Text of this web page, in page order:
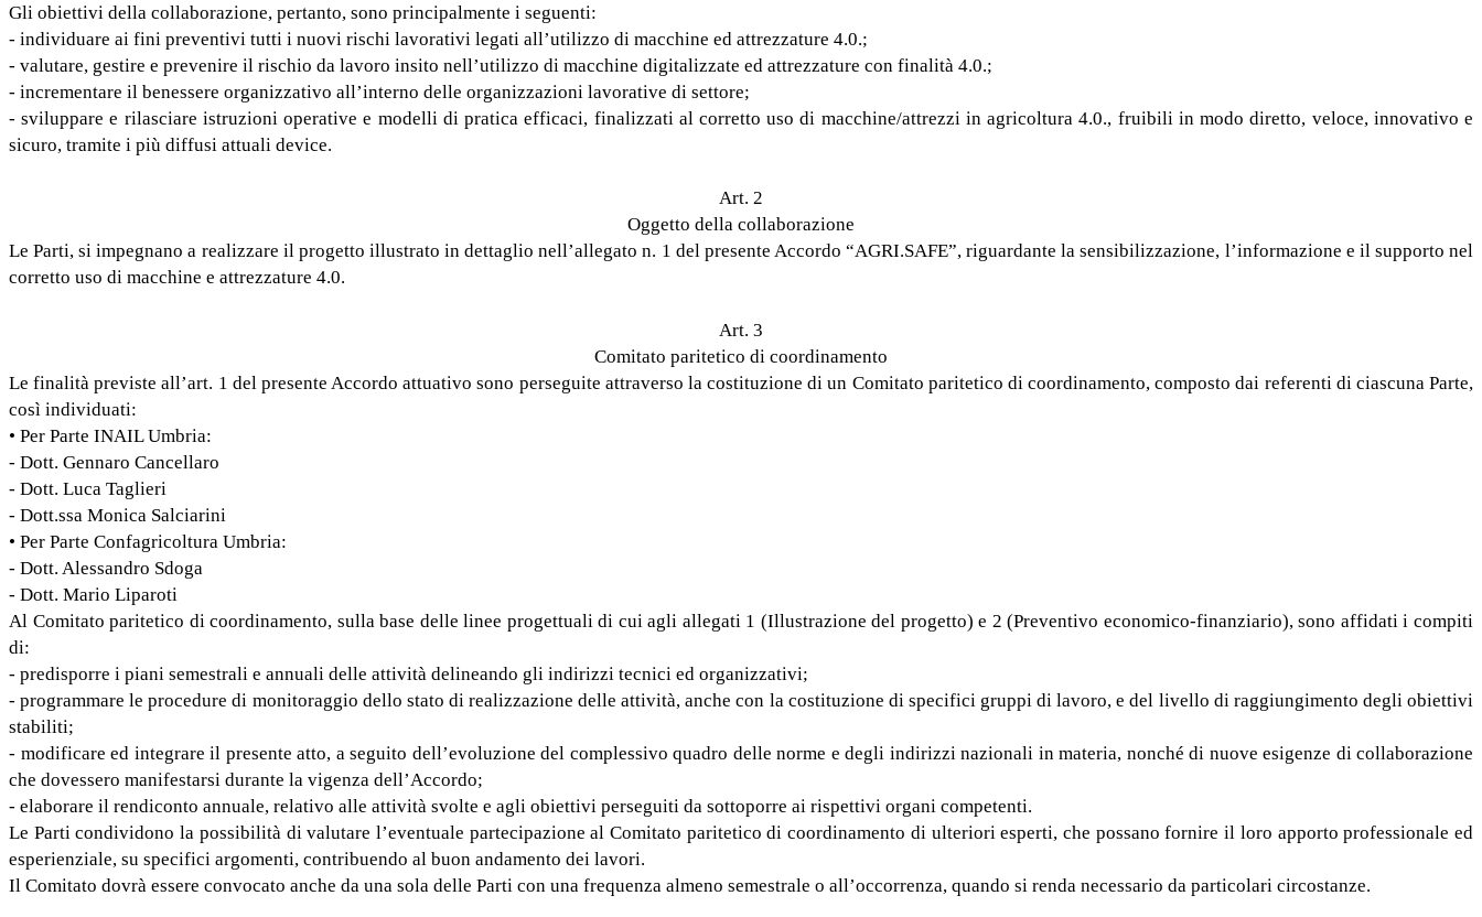
Gli obiettivi della collaborazione, pertanto, sono principalmente i seguenti:
- individuare ai fini preventivi tutti i nuovi rischi lavorativi legati all’utilizzo di macchine ed attrezzature 4.0.;
- valutare, gestire e prevenire il rischio da lavoro insito nell’utilizzo di macchine digitalizzate ed attrezzature con finalità 4.0.;
- incrementare il benessere organizzativo all’interno delle organizzazioni lavorative di settore;
- sviluppare e rilasciare istruzioni operative e modelli di pratica efficaci, finalizzati al corretto uso di macchine/attrezzi in agricoltura 4.0., fruibili in modo diretto, veloce, innovativo e
sicuro, tramite i più diffusi attuali device.
Art. 2
Oggetto della collaborazione
Le Parti, si impegnano a realizzare il progetto illustrato in dettaglio nell’allegato n. 1 del presente Accordo “AGRI.SAFE”, riguardante la sensibilizzazione, l’informazione e il supporto nel
corretto uso di macchine e attrezzature 4.0.
Art. 3
Comitato paritetico di coordinamento
Le finalità previste all’art. 1 del presente Accordo attuativo sono perseguite attraverso la costituzione di un Comitato paritetico di coordinamento, composto dai referenti di ciascuna Parte,
così individuati:
• Per Parte INAIL Umbria:
- Dott. Gennaro Cancellaro
- Dott. Luca Taglieri
- Dott.ssa Monica Salciarini
• Per Parte Confagricoltura Umbria:
- Dott. Alessandro Sdoga
- Dott. Mario Liparoti
Al Comitato paritetico di coordinamento, sulla base delle linee progettuali di cui agli allegati 1 (Illustrazione del progetto) e 2 (Preventivo economico-finanziario), sono affidati i compiti
di:
- predisporre i piani semestrali e annuali delle attività delineando gli indirizzi tecnici ed organizzativi;
- programmare le procedure di monitoraggio dello stato di realizzazione delle attività, anche con la costituzione di specifici gruppi di lavoro, e del livello di raggiungimento degli obiettivi
stabiliti;
- modificare ed integrare il presente atto, a seguito dell’evoluzione del complessivo quadro delle norme e degli indirizzi nazionali in materia, nonché di nuove esigenze di collaborazione
che dovessero manifestarsi durante la vigenza dell’Accordo;
- elaborare il rendiconto annuale, relativo alle attività svolte e agli obiettivi perseguiti da sottoporre ai rispettivi organi competenti.
Le Parti condividono la possibilità di valutare l’eventuale partecipazione al Comitato paritetico di coordinamento di ulteriori esperti, che possano fornire il loro apporto professionale ed
esperienziale, su specifici argomenti, contribuendo al buon andamento dei lavori.
Il Comitato dovrà essere convocato anche da una sola delle Parti con una frequenza almeno semestrale o all’occorrenza, quando si renda necessario da particolari circostanze.